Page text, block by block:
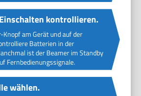
kontrollieren.
Knopf am Gerät und auf der
Batterien in der
ist der Beamer im Standby
Fernbedienungssignale.
wählen.